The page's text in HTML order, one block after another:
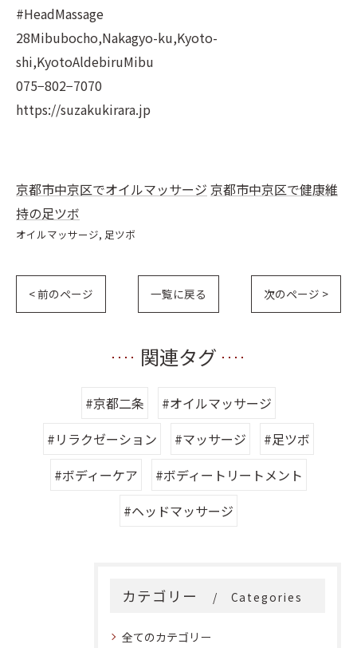
#HeadMassage
28Mibubocho,Nakagyo-ku,Kyoto-
shi,KyotoAldebiruMibu
075−802−7070
https://suzakukirara.jp
京都市中京区でオイルマッサージ 京都市中京区で健康維
持の足ツボ
オイルマッサージ 足ツボ
< 前のページ 一覧に戻る 次のページ >
関連タグ
#京都二条
#オイルマッサージ
#リラクゼーション
#マッサージ
#足ツボ
#ボディーケア
#ボディートリートメント
#ヘッドマッサージ
カテゴリー Categories
全てのカテゴリー